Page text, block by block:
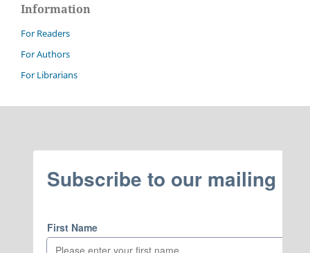
Information
For Readers
For Authors
For Librarians